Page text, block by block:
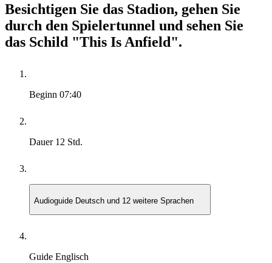
Besichtigen Sie das Stadion, gehen Sie
durch den Spielertunnel und sehen Sie
das Schild "This Is Anfield".
Beginn 07:40
Dauer 12 Std.
Audioguide Deutsch und 12 weitere Sprachen
Guide Englisch